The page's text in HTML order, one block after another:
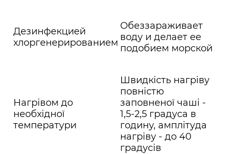
Дезинфекцией
хлоргенерированием
Обеззараживает
воду и делает ее
подобием морской
Нагрівом до
необхідної
температури
Швидкість нагріву
повністю
заповненої чаші -
1,5-2,5 градуса в
годину, амплітуда
нагріву - до 40
градусів